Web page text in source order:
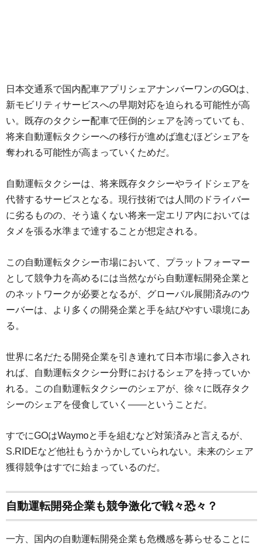
日本交通系で国内配車アプリシェアナンバーワンのGOは、
新モビリティサービスへの早期対応を迫られる可能性が高
い。既存のタクシー配車で圧倒的シェアを誇っていても、
将来自動運転タクシーへの移行が進めば進むほどシェアを
奪われる可能性が高まっていくためだ。
自動運転タクシーは、将来既存タクシーやライドシェアを
代替するサービスとなる。現行技術では人間のドライバー
に劣るものの、そう遠くない将来一定エリア内においては
タメを張る水準まで達することが想定される。
この自動運転タクシー市場において、プラットフォーマー
として競争力を高めるには当然ながら自動運転開発企業と
のネットワークが必要となるが、グローバル展開済みのウ
ーバーは、より多くの開発企業と手を結びやすい環境にあ
る。
世界に名だたる開発企業を引き連れて日本市場に参入され
れば、自動運転タクシー分野におけるシェアを持っていか
れる。この自動運転タクシーのシェアが、徐々に既存タク
シーのシェアを侵食していく――ということだ。
すでにGOはWaymoと手を組むなど対策済みと言えるが、
S.RIDEなど他社もうかうかしていられない。未来のシェア
獲得競争はすでに始まっているのだ。
自動運転開発企業も競争激化で戦々恐々？
一方、国内の自動運転開発企業も危機感を募らせることに